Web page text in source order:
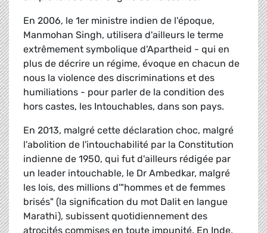
En 2006, le 1er ministre indien de l'époque,
Manmohan Singh, utilisera d'ailleurs le terme
extrêmement symbolique d'Apartheid - qui en
plus de décrire un régime, évoque en chacun de
nous la violence des discriminations et des
humiliations - pour parler de la condition des
hors castes, les Intouchables, dans son pays.
En 2013, malgré cette déclaration choc, malgré
l'abolition de l'intouchabilité par la Constitution
indienne de 1950, qui fut d'ailleurs rédigée par
un leader intouchable, le Dr Ambedkar, malgré
les lois, des millions d'"hommes et de femmes
brisés" (la signification du mot Dalit en langue
Marathi), subissent quotidiennement des
atrocités commises en toute impunité. En Inde,